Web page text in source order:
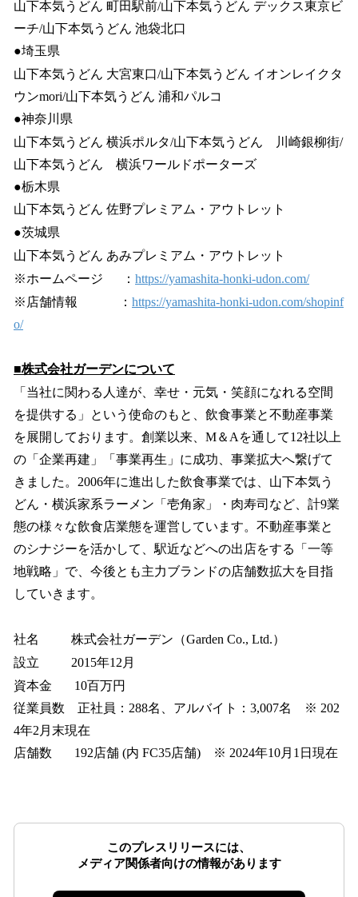
山下本気うどん 町田駅前/山下本気うどん デックス東京ビ
ーチ/山下本気うどん 池袋北口
●埼玉県
山下本気うどん 大宮東口/山下本気うどん イオンレイクタ
ウンmori/山下本気うどん 浦和パルコ
●神奈川県
山下本気うどん 横浜ポルタ/山下本気うどん 川崎銀柳街/
山下本気うどん 横浜ワールドポーターズ
●栃木県
山下本気うどん 佐野プレミアム・アウトレット
●茨城県
山下本気うどん あみプレミアム・アウトレット
※ホームページ ： https://yamashita-honki-udon.com/
※店舗情報 ： https://yamashita-honki-udon.com/shopinf
o/
■株式会社ガーデンについて
「当社に関わる人達が、幸せ・元気・笑顔になれる空間
を提供する」という使命のもと、飲食事業と不動産事業
を展開しております。創業以来、М＆Aを通して12社以上
の「企業再建」「事業再生」に成功、事業拡大へ繋げて
きました。2006年に進出した飲食事業では、山下本気う
どん・横浜家系ラーメン「壱角家」・肉寿司など、計9業
態の様々な飲食店業態を運営しています。不動産事業と
のシナジーを活かして、駅近などへの出店をする「一等
地戦略」で、今後とも主力ブランドの店舗数拡大を目指
していきます。
社名 株式会社ガーデン（Garden Co., Ltd.）
設立 2015年12月
資本金 10百万円
従業員数 正社員：288名、アルバイト：3,007名 ※ 202
4年2月末現在
店舗数 192店舗 (内 FC35店舗) ※ 2024年10月1日現在
このプレスリリースには、
メディア関係者向けの情報があります